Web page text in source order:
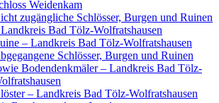
Weidenkam
zugängliche Schlösser, Burgen und Ruinen
Bad Tölz-Wolfratshausen
– Landkreis Bad Tölz-Wolfratshausen
Schlösser, Burgen und Ruinen
Bodendenkmäler – Landkreis Bad Tölz-
– Landkreis Bad Tölz-Wolfratshausen